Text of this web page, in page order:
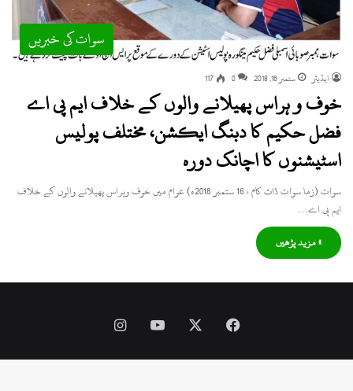
سوات کی خبریں
ایڈیٹر ستمبر 16, 2018 0
117
خوف و ہراس پھیلانے والوں کے خلاف ایم پی اے
فضل حکیم کا دبنگ ایکشن، مختلف پولیس
اسٹیشنوں کا اچانک دورہ
سوات (زما سوات ڈاٹ کام ، 16 ستمبر 2018ء) عوام میں خوف وہراس پھیلانے والوں کے خلاف
ایم پی اے…
» مزید پڑھیں
Facebook
YouTube